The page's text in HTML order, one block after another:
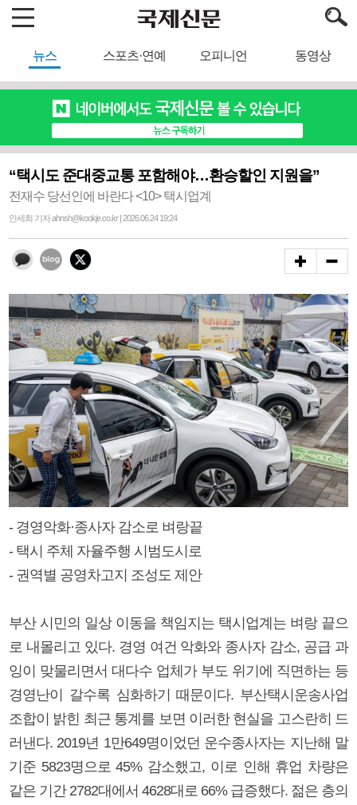
뉴스 스포츠·연예 오피니언 동영상
“택시도 준대중교통 포함해야…환승할인 지원을”
전재수 당선인에 바란다 <10> 택시업계
안세희 기자 ahnsh@kookje.co.kr | 2026.06.24 19:24
- 경영악화·종사자 감소로 벼랑끝
- 택시 주체 자율주행 시범도시로
- 권역별 공영차고지 조성도 제안
부산 시민의 일상 이동을 책임지는 택시업계는 벼랑 끝으
로 내몰리고 있다. 경영 여건 악화와 종사자 감소, 공급 과
잉이 맞물리면서 대다수 업체가 부도 위기에 직면하는 등
경영난이 갈수록 심화하기 때문이다. 부산택시운송사업
조합이 밝힌 최근 통계를 보면 이러한 현실을 고스란히 드
러낸다. 2019년 1만649명이었던 운수종사자는 지난해 말
기준 5823명으로 45% 감소했고, 이로 인해 휴업 차량은
같은 기간 2782대에서 4628대로 66% 급증했다. 젊은 층의